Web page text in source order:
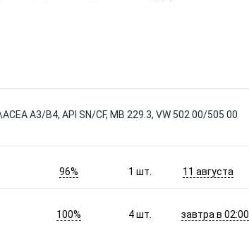
A3/B4, API SN/CF, MB 229.3, VW 502 00/505 00
96% 1шт. 11 августа
100% 4шт. завтра в 02:00